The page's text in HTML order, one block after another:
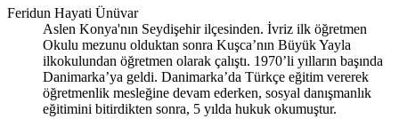
Feridun Hayati Ünüvar
Aslen Konya'nın Seydişehir ilçesinden. İvriz ilk öğretmen
Okulu mezunu olduktan sonra Kuşca’nın Büyük Yayla
ilkokulundan öğretmen olarak çalıştı. 1970’li yılların başında
Danimarka’ya geldi. Danimarka’da Türkçe eğitim vererek
öğretmenlik mesleğine devam ederken, sosyal danışmanlık
eğitimini bitirdikten sonra, 5 yılda hukuk okumuştur.